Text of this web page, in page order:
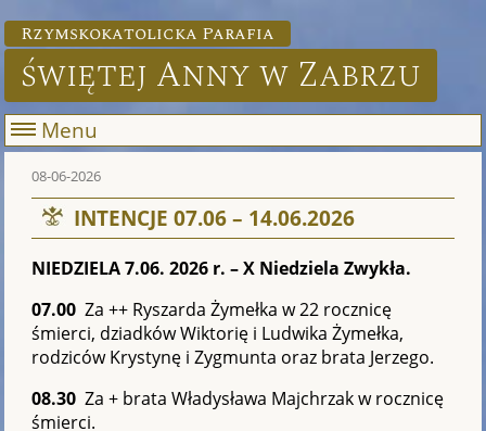
Rzymskokatolicka Parafia
świętej Anny w Zabrzu
Menu
08-06-2026
INTENCJE 07.06 – 14.06.2026
NIEDZIELA 7.06. 2026 r. – X Niedziela Zwykła.
07.00 Za ++ Ryszarda Żymełka w 22 rocznicę
śmierci, dziadków Wiktorię i Ludwika Żymełka,
rodziców Krystynę i Zygmunta oraz brata Jerzego.
08.30 Za + brata Władysława Majchrzak w rocznicę
śmierci.